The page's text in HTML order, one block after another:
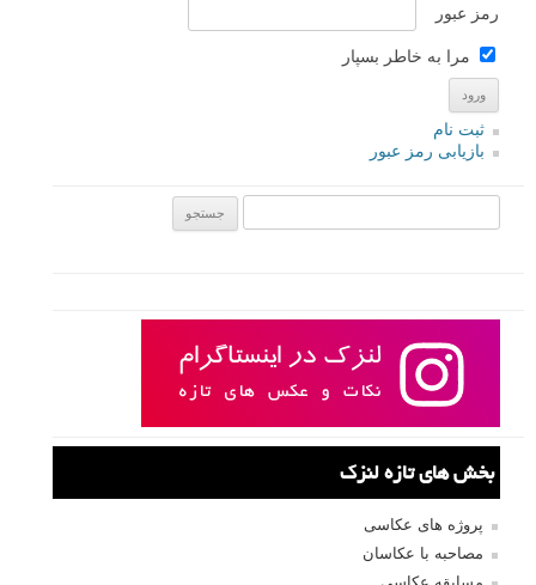
رمز عبور
مرا به خاطر بسپار
ثبت نام
بازیابی رمز عبور
بخش های تازه لنزک
پروژه های عکاسی
مصاحبه با عکاسان